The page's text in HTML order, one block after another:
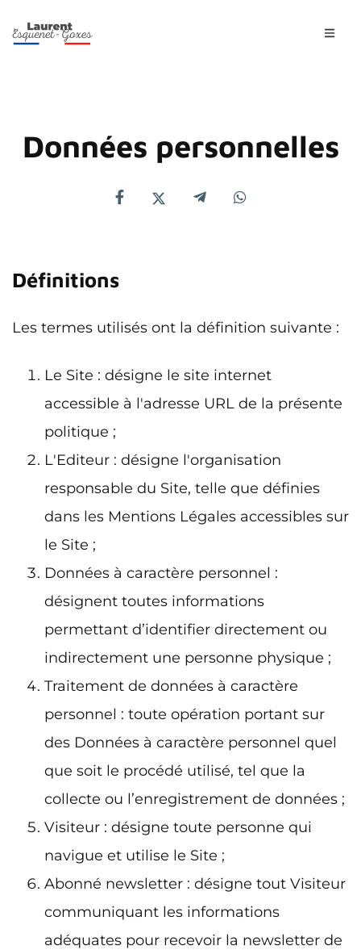
Données personnelles
Définitions
Les termes utilisés ont la définition suivante :
Le Site : désigne le site internet
accessible à l'adresse URL de la présente
politique ;
L'Editeur : désigne l'organisation
responsable du Site, telle que définies
dans les Mentions Légales accessibles sur
le Site ;
Données à caractère personnel :
désignent toutes informations
permettant d’identifier directement ou
indirectement une personne physique ;
Traitement de données à caractère
personnel : toute opération portant sur
des Données à caractère personnel quel
que soit le procédé utilisé, tel que la
collecte ou l’enregistrement de données ;
Visiteur : désigne toute personne qui
navigue et utilise le Site ;
Abonné newsletter : désigne tout Visiteur
communiquant les informations
adéquates pour recevoir la newsletter de